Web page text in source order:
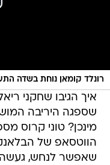
רונלד קומאן נוחת בשדה
איך הגיבו שחקני
שספגה היריבה
מינכן? טוני קרוס
הווטסאפ של
שאפשר לנחש,